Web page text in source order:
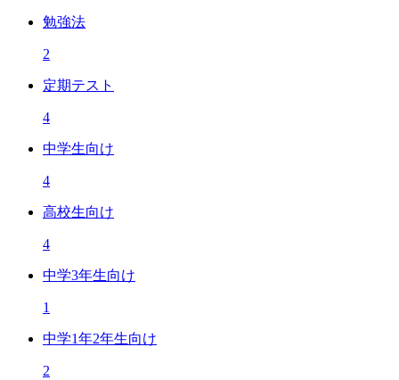
勉強法
2
定期テスト
4
中学生向け
4
高校生向け
4
中学3年生向け
1
中学1年2年生向け
2